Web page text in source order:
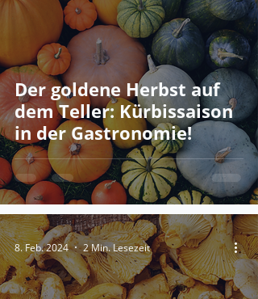
Der goldene Herbst auf
dem Teller: Kürbissaison
in der Gastronomie!
8. Feb. 2024 2 Min. Lesezeit